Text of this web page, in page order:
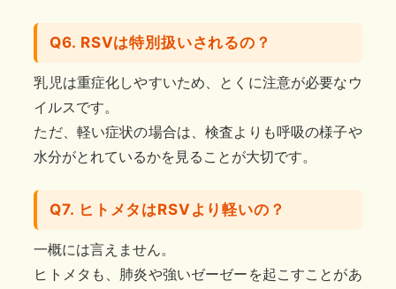
Q6. RSVは特別扱いされるの？
乳児は重症化しやすいため、とくに注意が必要なウ
イルスです。
ただ、軽い症状の場合は、検査よりも呼吸の様子や
水分がとれているかを見ることが大切です。
Q7. ヒトメタはRSVより軽いの？
一概には言えません。
ヒトメタも、肺炎や強いゼーゼーを起こすことがあ